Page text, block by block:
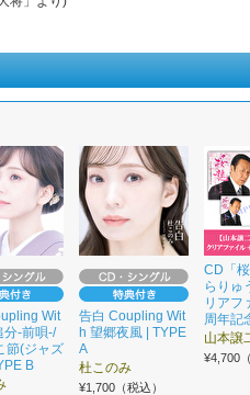
Wit
分-前唄-/
節(ジャズ
B
告白 Coupling Wit
h 望郷夜風 | TYPE
A
杜このみ
¥1,700（税込）
CD「
らりゅ
リアフ
周年記
山本譲
¥4,700